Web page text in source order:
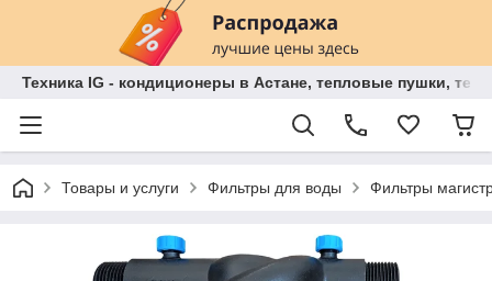
Техника IG - кондиционеры в Астане, тепловые пушки,
Товары и услуги Фильтры для воды Фильтры